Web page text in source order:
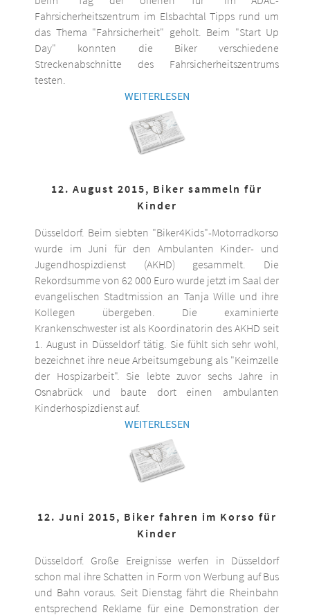
Fahrsicherheitszentrum im Elsbachtal Tipps rund um
das Thema "Fahrsicherheit" geholt. Beim "Start Up
Day" konnten die Biker verschiedene
Streckenabschnitte des Fahrsicherheitszentrums
testen.
WEITERLESEN
12. August 2015, Biker sammeln für
Kinder
Düsseldorf. Beim siebten "Biker4Kids"-Motorradkorso
wurde im Juni für den Ambulanten Kinder- und
Jugendhospizdienst (AKHD) gesammelt. Die
Rekordsumme von 62 000 Euro wurde jetzt im Saal der
evangelischen Stadtmission an Tanja Wille und ihre
Kollegen übergeben. Die examinierte
Krankenschwester ist als Koordinatorin des AKHD seit
1. August in Düsseldorf tätig. Sie fühlt sich sehr wohl,
bezeichnet ihre neue Arbeitsumgebung als "Keimzelle
der Hospizarbeit". Sie lebte zuvor sechs Jahre in
Osnabrück und baute dort einen ambulanten
Kinderhospizdienst auf.
WEITERLESEN
12. Juni 2015, Biker fahren im Korso für
Kinder
Düsseldorf. Große Ereignisse werfen in Düsseldorf
schon mal ihre Schatten in Form von Werbung auf Bus
und Bahn voraus. Seit Dienstag fährt die Rheinbahn
entsprechend Reklame für eine Demonstration der